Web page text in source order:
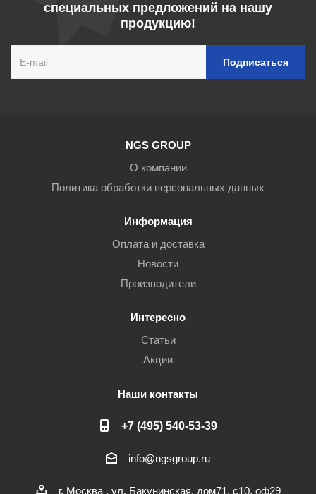
специальных предложений на нашу
продукцию!
NGS GROUP
О компании
Политика обработки персональных данных
Информация
Оплата и доставка
Новости
Производители
Интересно
Статьи
Акции
Наши контакты
+7 (495) 540-53-39
info@ngsgroup.ru
г. Москва , ул. Бакунинская, дом71, с10, оф29